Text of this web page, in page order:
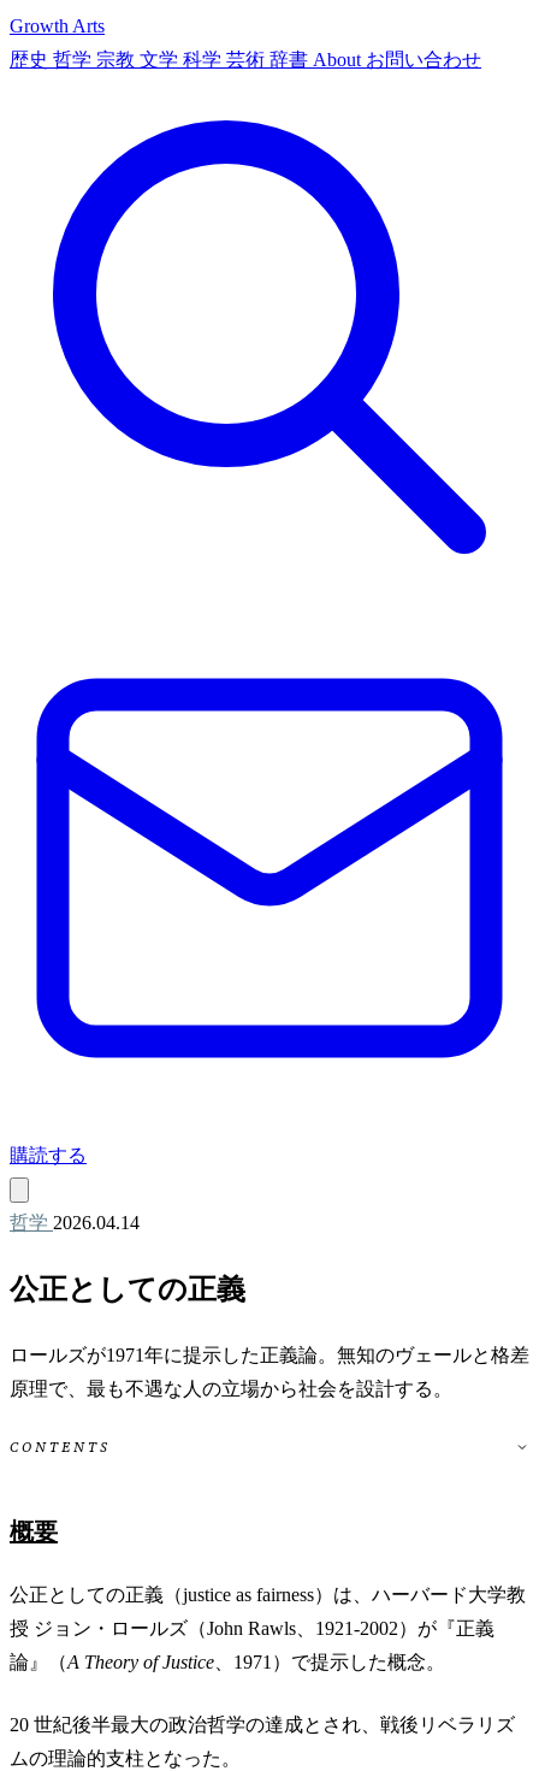
Growth Arts
歴史 哲学 宗教 文学 科学 芸術 辞書 About お問い合わせ
購読する
哲学 2026.04.14
公正としての正義
ロールズが1971年に提示した正義論。無知のヴェールと格差
原理で、最も不遇な人の立場から社会を設計する。
CONTENTS
概要
公正としての正義（justice as fairness）は、ハーバード大学教
授 ジョン・ロールズ（John Rawls、1921-2002）が『正義
論』（A Theory of Justice 、1971）で提示した概念。
20 世紀後半最大の政治哲学の達成とされ、戦後リベラリズ
ムの理論的支柱となった。